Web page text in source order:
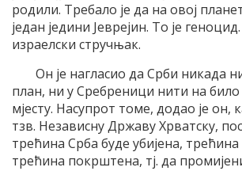
родили. Требало је да на овој
један једини Јеврејин. То је
израелски стручњак.
Он је нагласио да Срби никада
план, ни у Сребреници нити на
мјесту. Насупрот томе, додао је он,
тзв. Независну Државу Хрватску,
трећина Срба буде убијена, трећина
трећина покрштена, тј. да